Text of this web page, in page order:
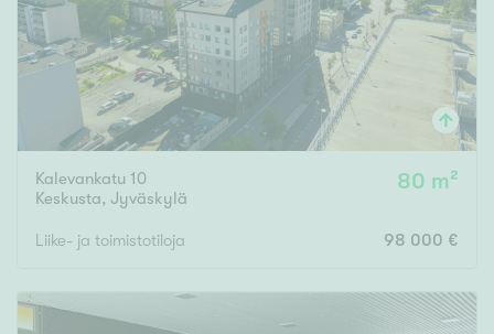
Kalevankatu 10
Keskusta, Jyväskylä
80 m²
Liike- ja toimistotiloja 98 000 €